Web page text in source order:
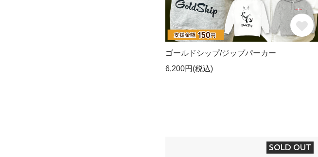
ゴールドシップ/ジップパーカー
6,200円(税込)
SOLD OUT